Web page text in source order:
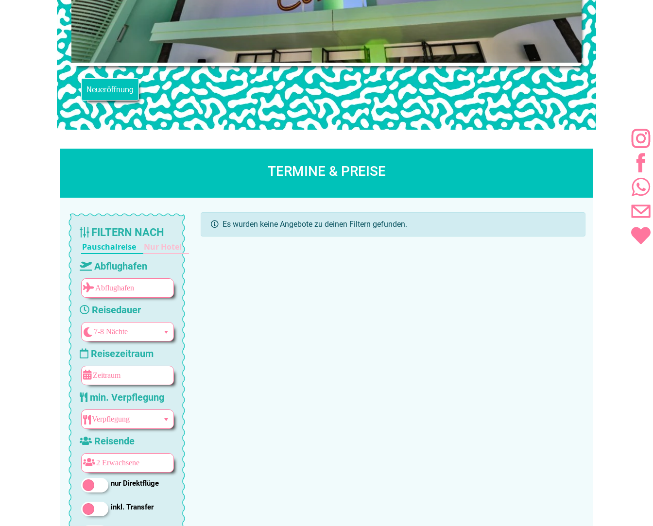
Neueröffnung
TERMINE & PREISE
FILTERN NACH
Pauschalreise Nur Hotel
Abflughafen
Reisedauer
Reisezeitraum
min. Verpflegung
Reisende
nur Direktflüge
inkl. Transfer
Es wurden keine Angebote zu deinen Filtern gefunden.